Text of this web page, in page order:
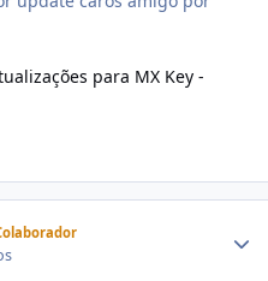
para MX Key -